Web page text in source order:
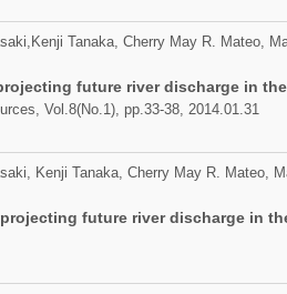
Tanaka, Cherry May R. Mateo,
future river discharge in
Vol.8(No.1), pp.33-38, 2014.01.31
Kenji Tanaka, Cherry May R. Mateo,
future river discharge in